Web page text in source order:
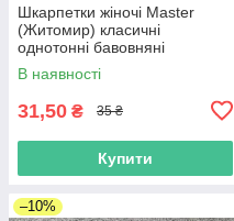
Шкарпетки жіночі Master
(Житомир) класичні
однотонні бавовняні
В наявності
31,50 ₴ 35 ₴
Купити
–10%